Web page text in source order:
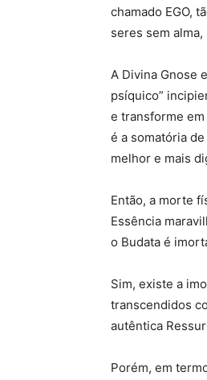
chamado EGO,
seres sem alma,
A Divina Gnose
psíquico”
e transforme em
é a somatória
melhor e mais
Então, a morte
Essência
o Budata é
Sim, existe a
transcendidos
autêntica
Porém, em